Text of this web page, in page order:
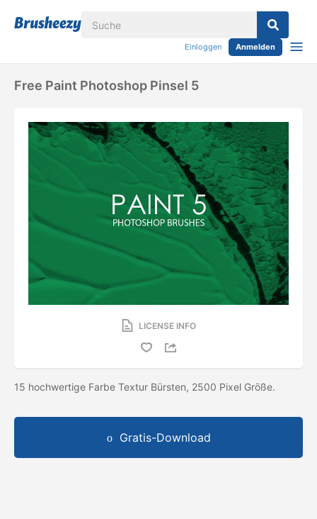
Einloggen Anmelden
Free Paint Photoshop Pinsel 5
LICENSE INFO
15 hochwertige Farbe Textur Bürsten, 2500 Pixel Größe.
Gratis-Download